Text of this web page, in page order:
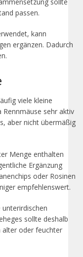
passen.
kann
ergänzen. Dadurch
viele kleine
Rennmäuse sehr aktiv
aber nicht übermäßig
Menge enthalten
Ergänzung
oder Rosinen
empfehlenswert.
sollte deshalb
alter oder feuchter